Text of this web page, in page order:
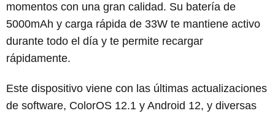
momentos con una gran calidad. Su batería de
5000mAh y carga rápida de 33W te mantiene activo
durante todo el día y te permite recargar
rápidamente.
Este dispositivo viene con las últimas actualizaciones
de software, ColorOS 12.1 y Android 12, y diversas